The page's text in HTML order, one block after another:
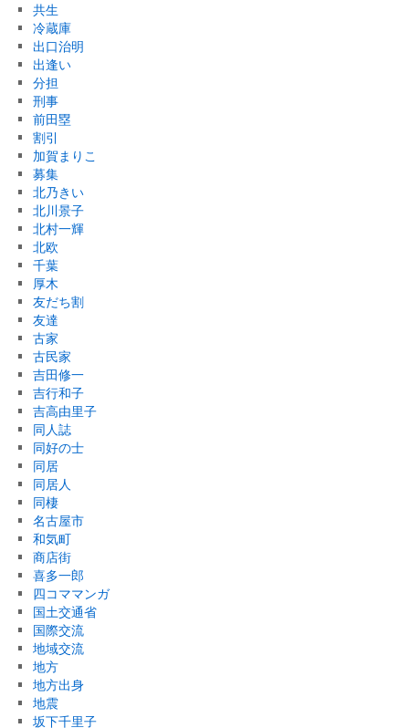
共生
冷蔵庫
出口治明
出逢い
分担
刑事
前田塁
割引
加賀まりこ
募集
北乃きい
北川景子
北村一輝
北欧
千葉
厚木
友だち割
友達
古家
古民家
吉田修一
吉行和子
吉高由里子
同人誌
同好の士
同居
同居人
同棲
名古屋市
和気町
商店街
喜多一郎
四コママンガ
国土交通省
国際交流
地域交流
地方
地方出身
地震
坂下千里子